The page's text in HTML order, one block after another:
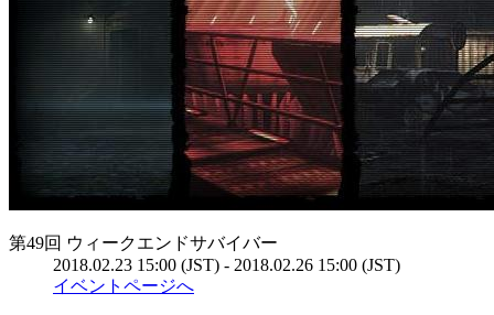
第49回 ウィークエンドサバイバー
2018.02.23 15:00 (JST) - 2018.02.26 15:00 (JST)
イベントページへ